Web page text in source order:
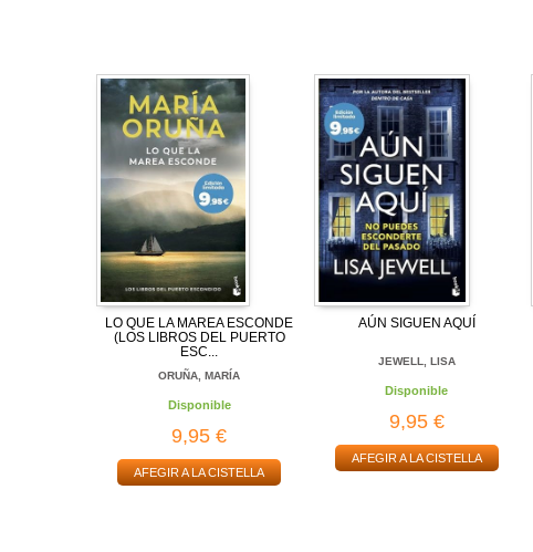
LO QUE LA MAREA ESCONDE
(LOS LIBROS DEL PUERTO
ESC...
ORUÑA, MARÍA
Disponible
9,95 €
AFEGIR A LA CISTELLA
AÚN SIGUEN AQUÍ
JEWELL, LISA
Disponible
9,95 €
AFEGIR A LA CISTELLA